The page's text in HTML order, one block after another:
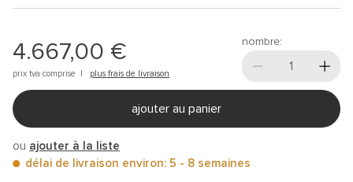
4.667,00 €
prix tva comprise | plus frais de livraison
nombre:
ajouter au panier
ou ajouter à la liste
délai de livraison environ: 5 - 8 semaines